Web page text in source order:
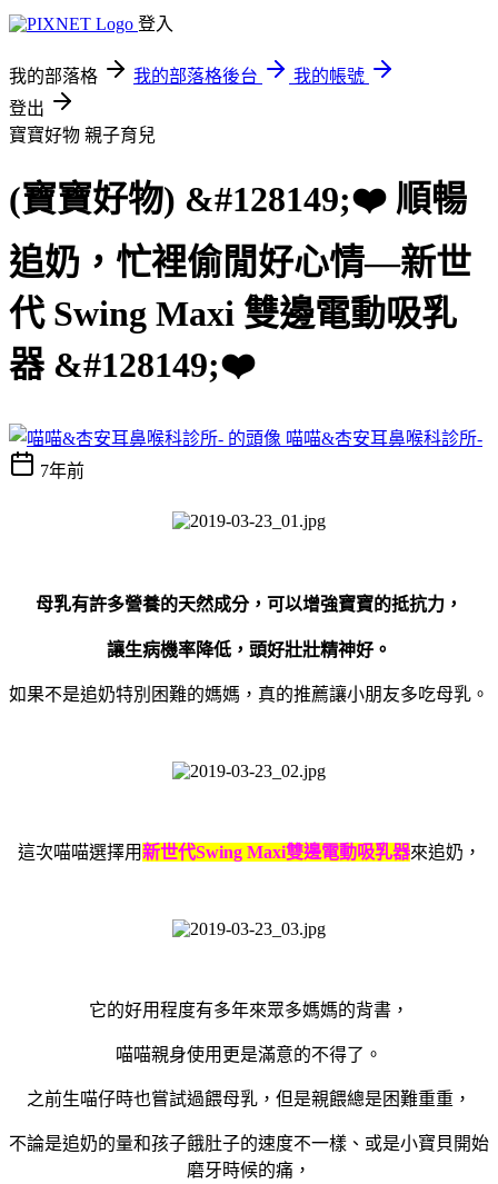
登入
我的部落格 我的部落格後台
我的帳號
登出
寶寶好物 親子育兒
(寶寶好物) &#128149;❤️ 順暢
追奶，忙裡偷閒好心情—新世
代 Swing Maxi 雙邊電動吸乳
器 &#128149;❤️
喵喵&杏安耳鼻喉科診所-
7年前
母乳有許多營養的天然成分，可以增強寶寶的抵抗力，
讓生病機率降低，頭好壯壯精神好。
如果不是追奶特別困難的媽媽，真的推薦讓小朋友多吃母乳。
這次喵喵選擇用新世代Swing Maxi雙邊電動吸乳器來追奶，
它的好用程度有多年來眾多媽媽的背書，
喵喵親身使用更是滿意的不得了。
之前生喵仔時也嘗試過餵母乳，但是親餵總是困難重重，
不論是追奶的量和孩子餓肚子的速度不一樣、或是小寶貝開始
磨牙時候的痛，